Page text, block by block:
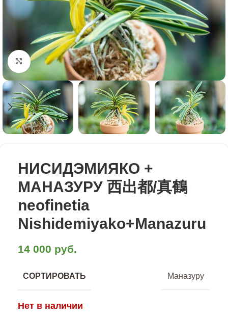
Click to enlarge
НИСИДЭМИЯКО +
МАНАЗУРУ 西出都/真鶴
neofinetia
Nishidemiyako+Manazuru
14 000 руб.
СОРТИРОВАТЬ Маназуру
Нет в наличии